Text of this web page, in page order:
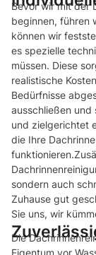
Bevor wir mit der
beginnen, führen
können wir
es spezielle
müssen. Diese
realistische
Bedürfnisse
ausschließen und
und zielgerichtet
die Ihre
sondern auch
Zuhause gut
Sie uns, wir
Die
Eigentum vor